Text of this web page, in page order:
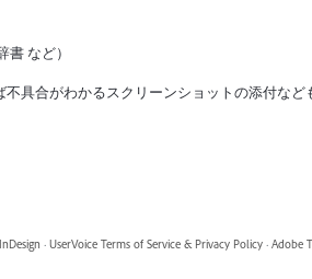
書 など）
具合がわかるスクリーンショットの添付など
· UserVoice Terms of Service & Privacy Policy · Adobe